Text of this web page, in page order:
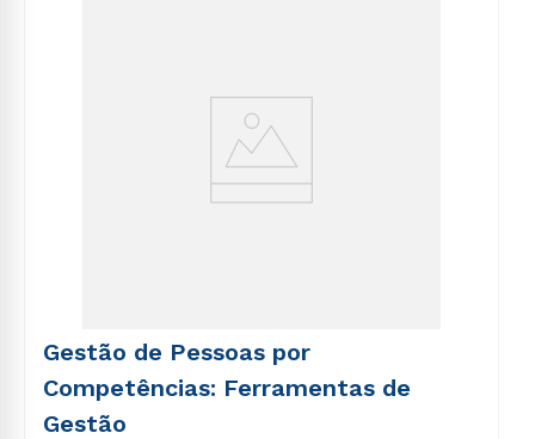
Gestão de Pessoas por
Competências: Ferramentas de
Gestão